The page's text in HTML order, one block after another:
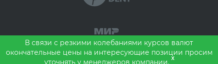
В связи с резкими колебаниями курсов валют
окончательные цены на интересующие позиции просим
уточнять у менеджеров компании.
x